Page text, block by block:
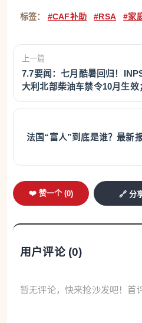
2026年12月补助 2027年1月5日 星
账日期”。Service-Public 提
不同银行而有所不同，有时
日。
如果到了预计日期仍未收到
官网或 “Caf – Mon
户中的付款记录、银行账户
材料。常见延迟原因包括：
变化、忘记填写季度收入申
如果个人空间内没有显示相
在线发送信息咨询。
标签： #CAF补助 #RSA #家
上一篇
7.7要闻：七月酷暑回归！
大利北部柴油车禁令10月生
人机！
法国“富人”到底是谁？最新
❤️ 赞一个 (0) 🔗 分
用户评论 (0)
暂无评论，快来抢沙发吧！首